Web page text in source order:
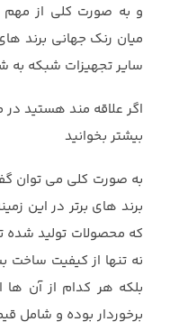
و به صورت کلی از مهم
میان رنک جهانی برند
سایر تجهیزات شبکه به
اگر علاقه مند هستید در
بیشتر بخوانید
به صورت کلی می توان
برند های برتر در این
که محصولات تولید شده
نه تنها از کیفیت ساخت
بلکه هر کدام از آن
برخوردار بوده و شامل